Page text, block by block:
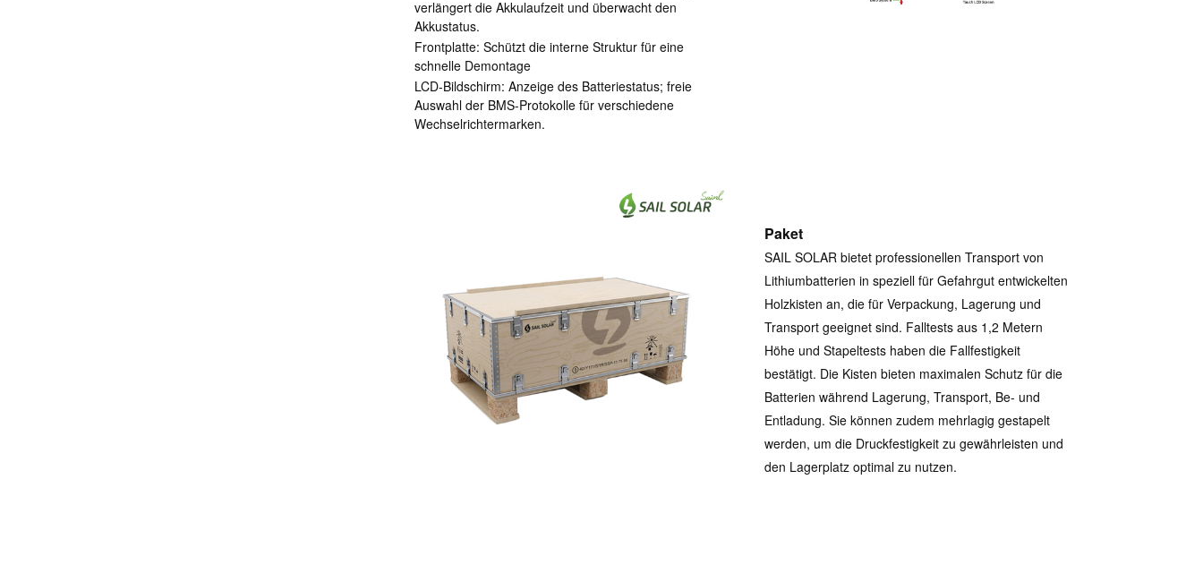
verlängert die Akkulaufzeit und überwacht den
Akkustatus.
Frontplatte: Schützt die interne Struktur für eine
schnelle Demontage
LCD-Bildschirm: Anzeige des Batteriestatus; freie
Auswahl der BMS-Protokolle für verschiedene
Wechselrichtermarken.
Paket
SAIL SOLAR bietet professionellen Transport von
Lithiumbatterien in speziell für Gefahrgut entwickelten
Holzkisten an, die für Verpackung, Lagerung und
Transport geeignet sind. Falltests aus 1,2 Metern
Höhe und Stapeltests haben die Fallfestigkeit
bestätigt. Die Kisten bieten maximalen Schutz für die
Batterien während Lagerung, Transport, Be- und
Entladung. Sie können zudem mehrlagig gestapelt
werden, um die Druckfestigkeit zu gewährleisten und
den Lagerplatz optimal zu nutzen.